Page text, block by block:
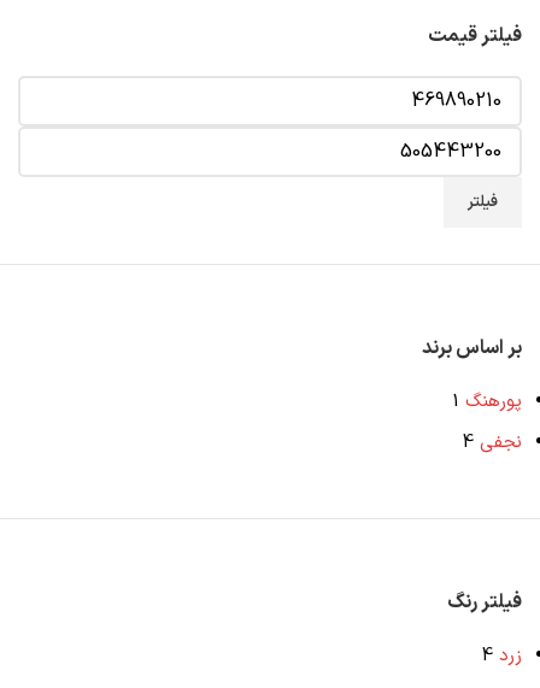
فیلتر قیمت
فیلتر
بر اساس برند
پورهنگ 1
نجفی 4
فیلتر رنگ
زرد 4